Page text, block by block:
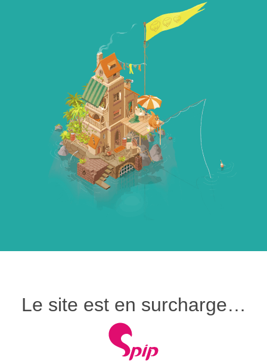
Le site est en surcharge…